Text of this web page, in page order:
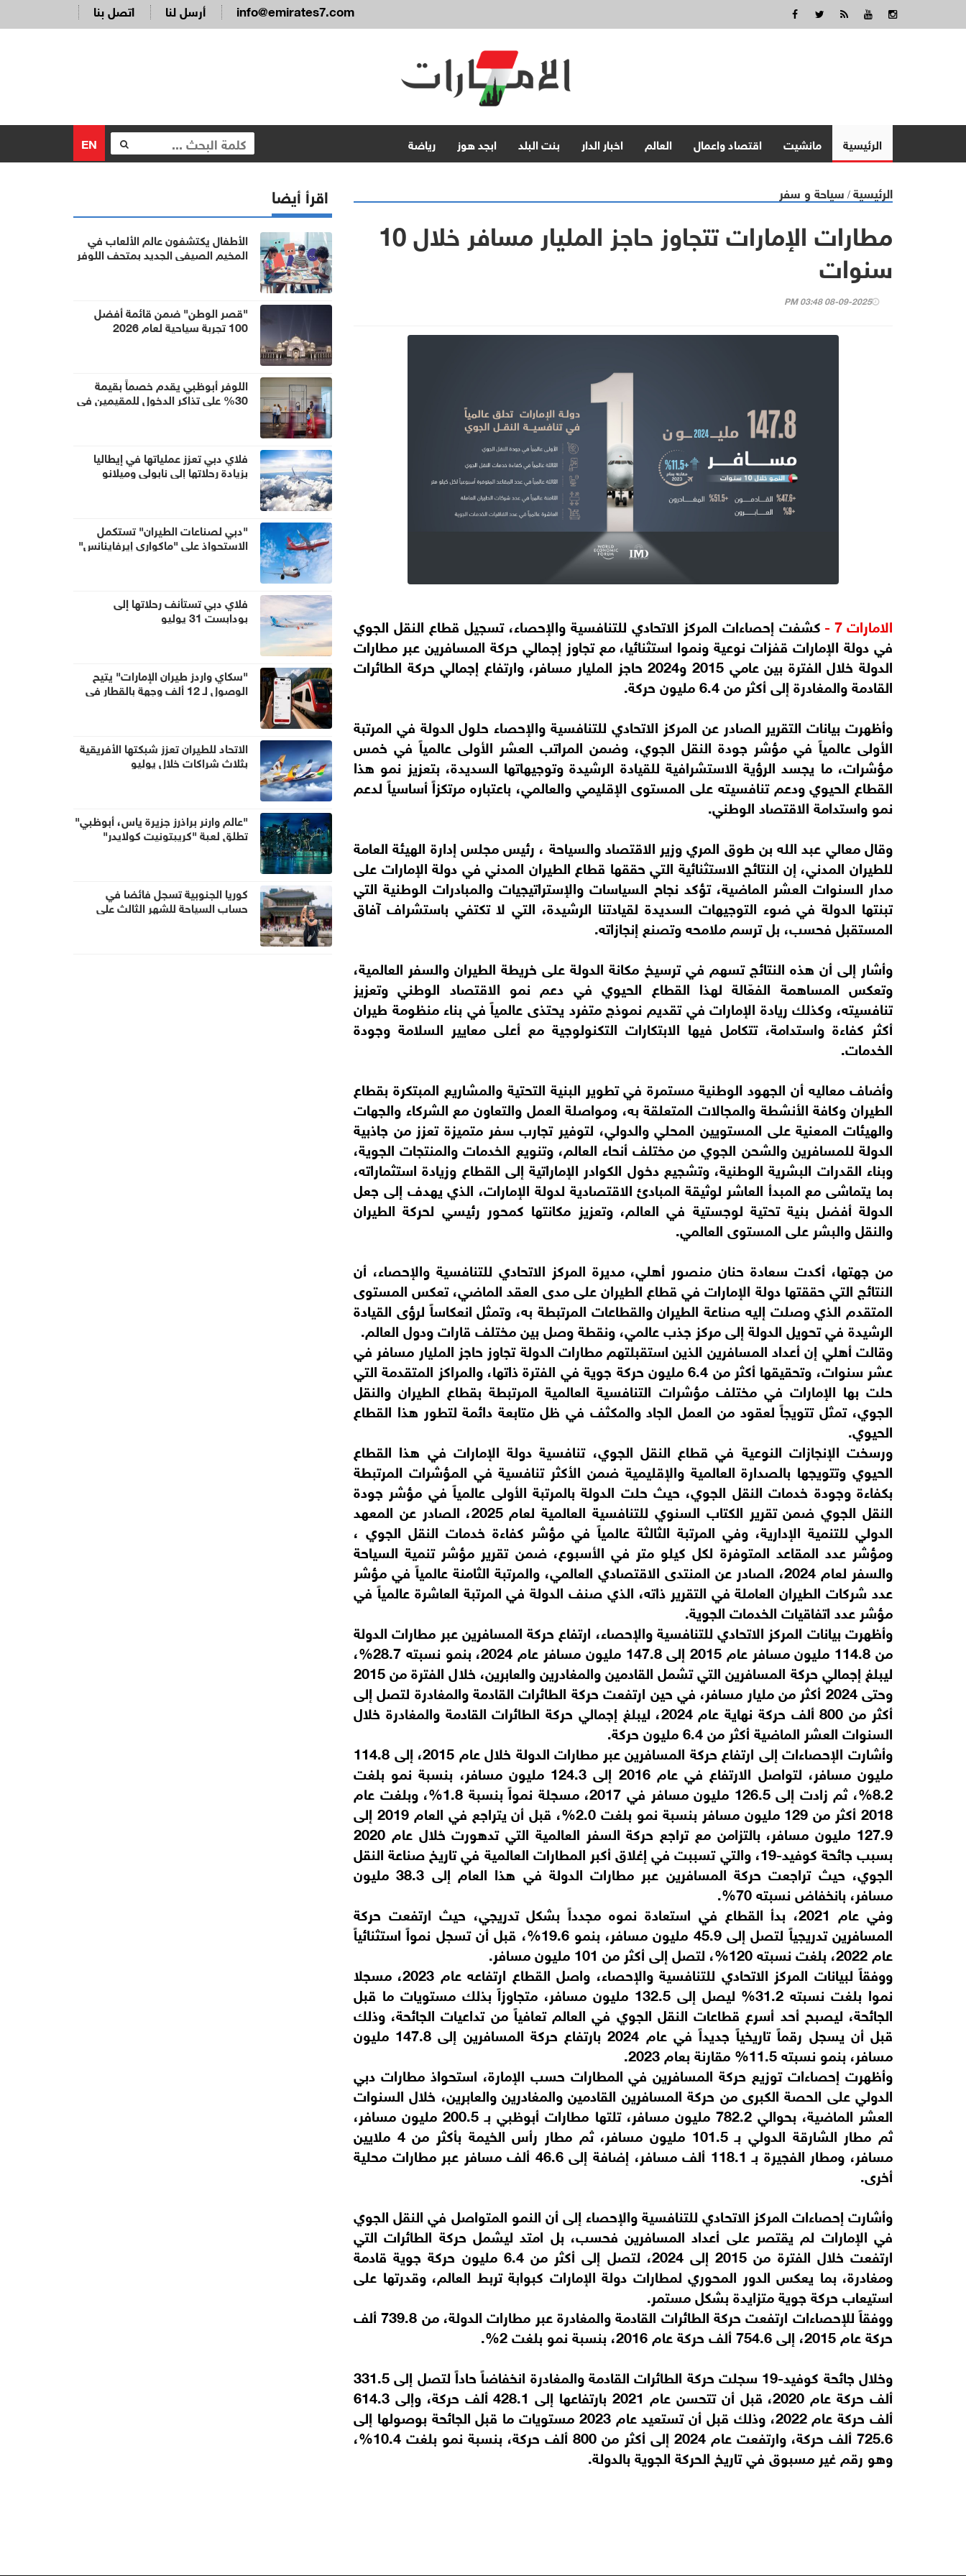
اتصل بنا أرسل لنا info@emirates7.com
الرئيسية مانشيت اقتصاد واعمال العالم اخبار الدار بنت البلد ابجد هوز رياضة EN
الرئيسية / سياحة و سفر
مطارات الإمارات تتجاوز حاجز المليار مسافر خلال 10
سنوات
08-09-2025 03:48 PM
الامارات 7 -
كشفت إحصاءات المركز الاتحادي للتنافسية والإحصاء، تسجيل قطاع النقل الجوي
في دولة الإمارات قفزات نوعية ونموا استثنائيا، مع تجاوز إجمالي حركة المسافرين عبر مطارات
الدولة خلال الفترة بين عامي 2015 و2024 حاجز المليار مسافر، وارتفاع إجمالي حركة الطائرات
القادمة والمغادرة إلى أكثر من 6.4 مليون حركة.
وأظهرت بيانات التقرير الصادر عن المركز الاتحادي للتنافسية والإحصاء حلول الدولة في المرتبة
الأولى عالمياً في مؤشر جودة النقل الجوي، وضمن المراتب العشر الأولى عالمياً في خمس
مؤشرات، ما يجسد الرؤية الاستشرافية للقيادة الرشيدة وتوجيهاتها السديدة، بتعزيز نمو هذا
القطاع الحيوي ودعم تنافسيته على المستوى الإقليمي والعالمي، باعتباره مرتكزاً أساسياً لدعم
نمو واستدامة الاقتصاد الوطني.
وقال معالي عبد الله بن طوق المري وزير الاقتصاد والسياحة ، رئيس مجلس إدارة الهيئة العامة
للطيران المدني، إن النتائج الاستثنائية التي حققها قطاع الطيران المدني في دولة الإمارات على
مدار السنوات العشر الماضية، تؤكد نجاح السياسات والإستراتيجيات والمبادرات الوطنية التي
تبنتها الدولة في ضوء التوجيهات السديدة لقيادتنا الرشيدة، التي لا تكتفي باستشراف آفاق
المستقبل فحسب، بل ترسم ملامحه وتصنع إنجازاته.
وأشار إلى أن هذه النتائج تسهم في ترسيخ مكانة الدولة على خريطة الطيران والسفر العالمية،
وتعكس المساهمة الفعّالة لهذا القطاع الحيوي في دعم نمو الاقتصاد الوطني وتعزيز
تنافسيته، وكذلك ريادة الإمارات في تقديم نموذج متفرد يحتذى عالمياً في بناء منظومة طيران
أكثر كفاءة واستدامة، تتكامل فيها الابتكارات التكنولوجية مع أعلى معايير السلامة وجودة
الخدمات.
وأضاف معاليه أن الجهود الوطنية مستمرة في تطوير البنية التحتية والمشاريع المبتكرة بقطاع
الطيران وكافة الأنشطة والمجالات المتعلقة به، ومواصلة العمل والتعاون مع الشركاء والجهات
والهيئات المعنية على المستويين المحلي والدولي، لتوفير تجارب سفر متميزة تعزز من جاذبية
الدولة للمسافرين والشحن الجوي من مختلف أنحاء العالم، وتنويع الخدمات والمنتجات الجوية،
وبناء القدرات البشرية الوطنية، وتشجيع دخول الكوادر الإماراتية إلى القطاع وزيادة استثماراته،
بما يتماشى مع المبدأ العاشر لوثيقة المبادئ الاقتصادية لدولة الإمارات، الذي يهدف إلى جعل
الدولة أفضل بنية تحتية لوجستية في العالم، وتعزيز مكانتها كمحور رئيسي لحركة الطيران
والنقل والبشر على المستوى العالمي.
من جهتها، أكدت سعادة حنان منصور أهلي، مديرة المركز الاتحادي للتنافسية والإحصاء، أن
النتائج التي حققتها دولة الإمارات في قطاع الطيران على مدى العقد الماضي، تعكس المستوى
المتقدم الذي وصلت إليه صناعة الطيران والقطاعات المرتبطة به، وتمثل انعكاساً لرؤى القيادة
الرشيدة في تحويل الدولة إلى مركز جذب عالمي، ونقطة وصل بين مختلف قارات ودول العالم.
وقالت أهلي إن أعداد المسافرين الذين استقبلتهم مطارات الدولة تجاوز حاجز المليار مسافر في
عشر سنوات، وتحقيقها أكثر من 6.4 مليون حركة جوية في الفترة ذاتها، والمراكز المتقدمة التي
حلت بها الإمارات في مختلف مؤشرات التنافسية العالمية المرتبطة بقطاع الطيران والنقل
الجوي، تمثل تتويجاً لعقود من العمل الجاد والمكثف في ظل متابعة دائمة لتطور هذا القطاع
الحيوي.
ورسخت الإنجازات النوعية في قطاع النقل الجوي، تنافسية دولة الإمارات في هذا القطاع
الحيوي وتتويجها بالصدارة العالمية والإقليمية ضمن الأكثر تنافسية في المؤشرات المرتبطة
بكفاءة وجودة خدمات النقل الجوي، حيث حلت الدولة بالمرتبة الأولى عالمياً في مؤشر جودة
النقل الجوي ضمن تقرير الكتاب السنوي للتنافسية العالمية لعام 2025، الصادر عن المعهد
الدولي للتنمية الإدارية، وفي المرتبة الثالثة عالمياً في مؤشر كفاءة خدمات النقل الجوي ،
ومؤشر عدد المقاعد المتوفرة لكل كيلو متر في الأسبوع، ضمن تقرير مؤشر تنمية السياحة
والسفر لعام 2024، الصادر عن المنتدى الاقتصادي العالمي، والمرتبة الثامنة عالمياً في مؤشر
عدد شركات الطيران العاملة في التقرير ذاته، الذي صنف الدولة في المرتبة العاشرة عالمياً في
مؤشر عدد اتفاقيات الخدمات الجوية.
وأظهرت بيانات المركز الاتحادي للتنافسية والإحصاء، ارتفاع حركة المسافرين عبر مطارات الدولة
من 114.8 مليون مسافر عام 2015 إلى 147.8 مليون مسافر عام 2024، بنمو نسبته 28.7%،
ليبلغ إجمالي حركة المسافرين التي تشمل القادمين والمغادرين والعابرين، خلال الفترة من 2015
وحتى 2024 أكثر من مليار مسافر، في حين ارتفعت حركة الطائرات القادمة والمغادرة لتصل إلى
أكثر من 800 ألف حركة نهاية عام 2024، ليبلغ إجمالي حركة الطائرات القادمة والمغادرة خلال
السنوات العشر الماضية أكثر من 6.4 مليون حركة.
وأشارت الإحصاءات إلى ارتفاع حركة المسافرين عبر مطارات الدولة خلال عام 2015، إلى 114.8
مليون مسافر، لتواصل الارتفاع في عام 2016 إلى 124.3 مليون مسافر، بنسبة نمو بلغت
8.2%، ثم زادت إلى 126.5 مليون مسافر في 2017، مسجلة نمواً بنسبة 1.8%، وبلغت عام
2018 أكثر من 129 مليون مسافر بنسبة نمو بلغت 2.0%، قبل أن يتراجع في العام 2019 إلى
127.9 مليون مسافر، بالتزامن مع تراجع حركة السفر العالمية التي تدهورت خلال عام 2020
بسبب جائحة كوفيد-19، والتي تسببت في إغلاق أكبر المطارات العالمية في تاريخ صناعة النقل
الجوي، حيث تراجعت حركة المسافرين عبر مطارات الدولة في هذا العام إلى 38.3 مليون
مسافر، بانخفاض نسبته 70%.
وفي عام 2021، بدأ القطاع في استعادة نموه مجدداً بشكل تدريجي، حيث ارتفعت حركة
المسافرين تدريجياً لتصل إلى 45.9 مليون مسافر، بنمو 19.6%، قبل أن تسجل نمواً استثنائياً
عام 2022، بلغت نسبته 120%، لتصل إلى أكثر من 101 مليون مسافر.
ووفقاً لبيانات المركز الاتحادي للتنافسية والإحصاء، واصل القطاع ارتفاعه عام 2023، مسجلا
نموا بلغت نسبته 31.2% ليصل إلى 132.5 مليون مسافر، متجاوزاً بذلك مستويات ما قبل
الجائحة، ليصبح أحد أسرع قطاعات النقل الجوي في العالم تعافياً من تداعيات الجائحة، وذلك
قبل أن يسجل رقماً تاريخياً جديداً في عام 2024 بارتفاع حركة المسافرين إلى 147.8 مليون
مسافر، بنمو نسبته 11.5% مقارنة بعام 2023.
وأظهرت إحصاءات توزيع حركة المسافرين في المطارات حسب الإمارة، استحواذ مطارات دبي
الدولي على الحصة الكبرى من حركة المسافرين القادمين والمغادرين والعابرين، خلال السنوات
العشر الماضية، بحوالي 782.2 مليون مسافر، تلتها مطارات أبوظبي بـ 200.5 مليون مسافر،
ثم مطار الشارقة الدولي بـ 101.5 مليون مسافر، ثم مطار رأس الخيمة بأكثر من 4 ملايين
مسافر، ومطار الفجيرة بـ 118.1 ألف مسافر، إضافة إلى 46.6 ألف مسافر عبر مطارات محلية
أخرى.
وأشارت إحصاءات المركز الاتحادي للتنافسية والإحصاء إلى أن النمو المتواصل في النقل الجوي
في الإمارات لم يقتصر على أعداد المسافرين فحسب، بل امتد ليشمل حركة الطائرات التي
ارتفعت خلال الفترة من 2015 إلى 2024، لتصل إلى أكثر من 6.4 مليون حركة جوية قادمة
ومغادرة، بما يعكس الدور المحوري لمطارات دولة الإمارات كبوابة تربط العالم، وقدرتها على
استيعاب حركة جوية متزايدة بشكل مستمر.
ووفقاً للإحصاءات ارتفعت حركة الطائرات القادمة والمغادرة عبر مطارات الدولة، من 739.8 ألف
حركة عام 2015، إلى 754.6 ألف حركة عام 2016، بنسبة نمو بلغت 2%.
وخلال جائحة كوفيد-19 سجلت حركة الطائرات القادمة والمغادرة انخفاضاً حاداً لتصل إلى 331.5
ألف حركة عام 2020، قبل أن تتحسن عام 2021 بارتفاعها إلى 428.1 ألف حركة، وإلى 614.3
ألف حركة عام 2022، وذلك قبل أن تستعيد عام 2023 مستويات ما قبل الجائحة بوصولها إلى
725.6 ألف حركة، وارتفعت عام 2024 إلى أكثر من 800 ألف حركة، بنسبة نمو بلغت 10.4%،
وهو رقم غير مسبوق في تاريخ الحركة الجوية بالدولة.
اقرأ أيضا
الأطفال يكتشفون عالم الألعاب في
المخيم الصيفي الجديد بمتحف اللوفر
"قصر الوطن" ضمن قائمة أفضل
100 تجربة سياحية لعام 2026
اللوفر أبوظبي يقدم خصماً بقيمة
30% على تذاكر الدخول للمقيمين في
فلاي دبي تعزز عملياتها في إيطاليا
بزيادة رحلاتها إلى نابولي وميلانو
"دبي لصناعات الطيران" تستكمل
الاستحواذ على "ماكواري إيرفاينانس"
فلاي دبي تستأنف رحلاتها إلى
بودابست 31 يوليو
"سكاي واردز طيران الإمارات" يتيح
الوصول لـ 12 ألف وجهة بالقطار في
الاتحاد للطيران تعزز شبكتها الأفريقية
بثلاث شراكات خلال يوليو
"عالم وارنر براذرز جزيرة ياس، أبوظبي"
تطلق لعبة "كريبتونيت كولايدر"
كوريا الجنوبية تسجل فائضا في
حساب السياحة للشهر الثالث على